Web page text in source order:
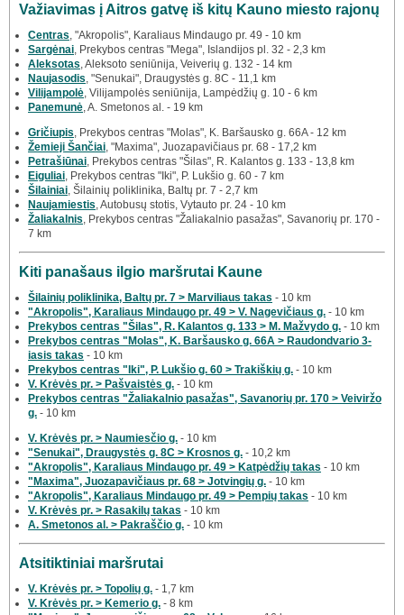
Važiavimas į Aitros gatvę iš kitų Kauno miesto rajonų
Centras , "Akropolis", Karaliaus Mindaugo pr. 49 - 10 km
Sargėnai , Prekybos centras "Mega", Islandijos pl. 32 - 2,3 km
Aleksotas , Aleksoto seniūnija, Veiverių g. 132 - 14 km
Naujasodis , "Senukai", Draugystės g. 8C - 11,1 km
Vilijampolė , Vilijampolės seniūnija, Lampėdžių g. 10 - 6 km
Panemunė , A. Smetonos al. - 19 km
Gričiupis , Prekybos centras "Molas", K. Baršausko g. 66A - 12 km
Žemieji Šančiai , "Maxima", Juozapavičiaus pr. 68 - 17,2 km
Petrašiūnai , Prekybos centras "Šilas", R. Kalantos g. 133 - 13,8 km
Eiguliai , Prekybos centras "Iki", P. Lukšio g. 60 - 7 km
Šilainiai , Šilainių poliklinika, Baltų pr. 7 - 2,7 km
Naujamiestis , Autobusų stotis, Vytauto pr. 24 - 10 km
Žaliakalnis , Prekybos centras "Žaliakalnio pasažas", Savanorių pr. 170 -
7 km
Kiti panašaus ilgio maršrutai Kaune
Šilainių poliklinika, Baltų pr. 7 > Marviliaus takas - 10 km
"Akropolis", Karaliaus Mindaugo pr. 49 > V. Nagevičiaus g. - 10 km
Prekybos centras "Šilas", R. Kalantos g. 133 > M. Mažvydo g. - 10 km
Prekybos centras "Molas", K. Baršausko g. 66A > Raudondvario 3-
iasis takas - 10 km
Prekybos centras "Iki", P. Lukšio g. 60 > Trakiškių g. - 10 km
V. Krėvės pr. > Pašvaistės g. - 10 km
Prekybos centras "Žaliakalnio pasažas", Savanorių pr. 170 > Veiviržo
g. - 10 km
V. Krėvės pr. > Naumiesčio g. - 10 km
"Senukai", Draugystės g. 8C > Krosnos g. - 10,2 km
"Akropolis", Karaliaus Mindaugo pr. 49 > Katpėdžių takas - 10 km
"Maxima", Juozapavičiaus pr. 68 > Jotvingių g. - 10 km
"Akropolis", Karaliaus Mindaugo pr. 49 > Pempių takas - 10 km
V. Krėvės pr. > Rasakilų takas - 10 km
A. Smetonos al. > Pakraščio g. - 10 km
Atsitiktiniai maršrutai
V. Krėvės pr. > Topolių g. - 1,7 km
V. Krėvės pr. > Kemerio g. - 8 km